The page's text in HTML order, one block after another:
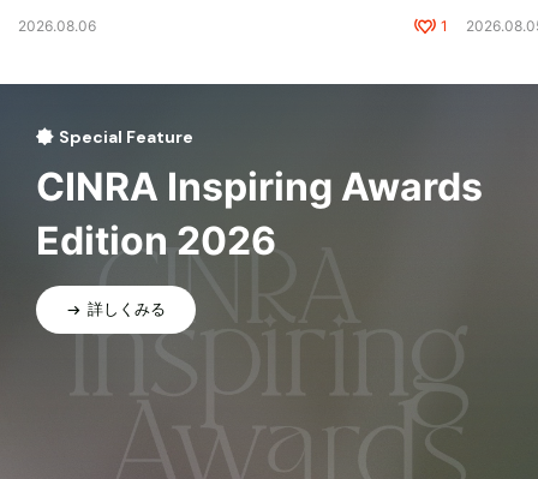
2026.08.06 1
Special Feature
CINRA Inspiring Awards
Edition 2026
詳しくみる